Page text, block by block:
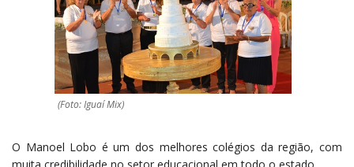
(Foto: Iguaí Mix)
O Manoel Lobo é um dos melhores colégios da região, com
muita credibilidade no setor educacional em todo o estado.